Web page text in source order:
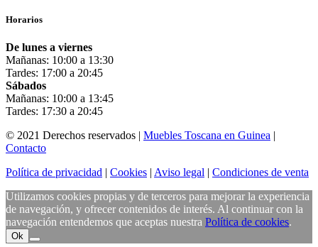
Horarios
De lunes a viernes
Mañanas: 10:00 a 13:30
Tardes: 17:00 a 20:45
Sábados
Mañanas: 10:00 a 13:45
Tardes: 17:30 a 20:45
© 2021 Derechos reservados | Muebles Toscana en Guinea |
Contacto
Política de privacidad | Cookies | Aviso legal | Condiciones de venta
Utilizamos cookies propias y de terceros para mejorar la experiencia
de navegación, y ofrecer contenidos de interés. Al continuar con la
navegación entendemos que aceptas nuestra Política de cookies.
Ok